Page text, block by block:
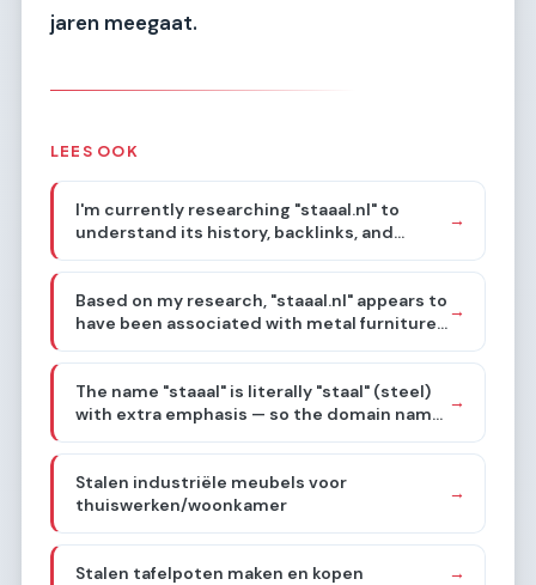
jaren meegaat.
LEES OOK
I'm currently researching "staaal.nl" to
understand its history, backlinks, and
was known for, which will guide my content
strategy. I'll search for relevant information
online.
→
Based on my research, "staaal.nl" appears to
have been associated with metal furniture
other materials in a "metalstyling"
approach. The brief confirms this. Now I
need to choose a sub-sub-niche.
→
The name "staaal" is literally "staal" (steel)
with extra emphasis — so the domain name
the "metalen meubels en designobjecten"
history, I need to go deep into one specific
thing.
→
Stalen industriële meubels voor
thuiswerken/woonkamer
→
Stalen tafelpoten maken en kopen →